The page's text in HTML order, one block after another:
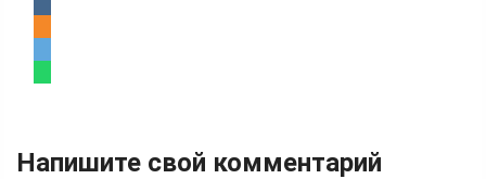
Напишите свой комментарий